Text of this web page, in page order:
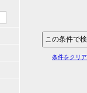
条件をクリア